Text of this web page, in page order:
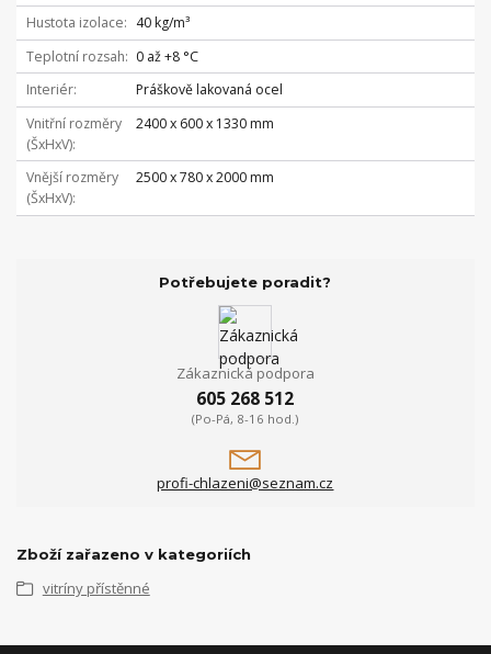
Hustota izolace
40 kg/m³
Teplotní rozsah
0 až +8 °C
Interiér
Práškově lakovaná ocel
Vnitřní rozměry
(ŠxHxV)
2400 x 600 x 1330 mm
Vnější rozměry
(ŠxHxV)
2500 x 780 x 2000 mm
Potřebujete poradit?
Zákaznická podpora
605 268 512
(Po-Pá, 8-16 hod.)
profi-chlazeni@seznam.cz
Zboží zařazeno v kategoriích
vitríny přístěnné